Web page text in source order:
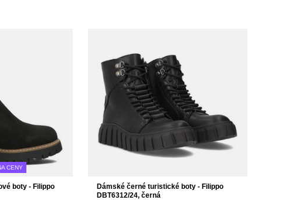
CENY
boty - Filippo
Dámské černé turistické boty - Filippo
DBT6312/24, černá